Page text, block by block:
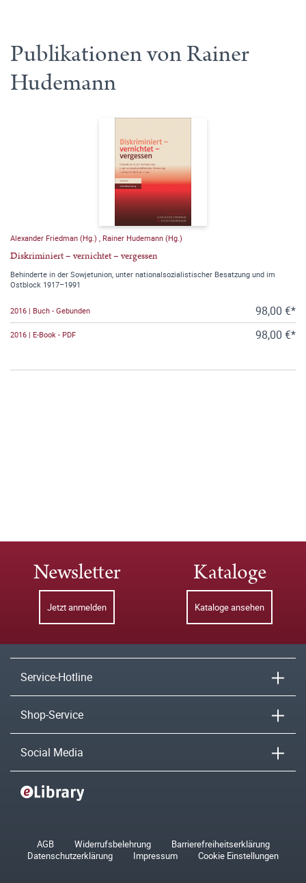
Publikationen von Rainer
Hudemann
Alexander Friedman (Hg.) Rainer Hudemann (Hg.)
Diskriminiert – vernichtet – vergessen
Behinderte in der Sowjetunion, unter nationalsozialistischer Besatzung und im
Ostblock 1917–1991
2016 | Buch - Gebunden 98,00 €*
2016 | E-Book - PDF 98,00 €*
Newsletter
Jetzt anmelden
Kataloge
Kataloge ansehen
Service-Hotline
Shop-Service
Social Media
AGB Widerrufsbelehrung
Barrierefreiheitserklärung
Datenschutzerklärung
Impressum Cookie Einstellungen